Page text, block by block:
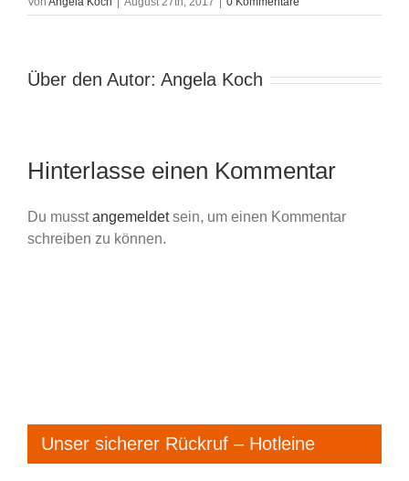
Über den Autor: Angela Koch
Hinterlasse einen Kommentar
Du musstangemeldetsein, um einen Kommentar
schreiben zu können.
Unser sicherer Rückruf – Hotleine